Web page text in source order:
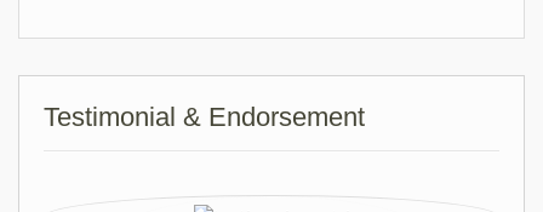
Testimonial & Endorsement